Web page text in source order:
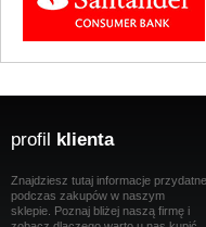
profil klienta
Znajdziesz tutaj informacje przydatne
podczas zakupów w naszym
sklepie. Poznaj bliżej naszą firmę i